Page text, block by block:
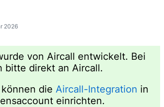
2026
von Aircall entwickelt. Bei
bitte direkt an Aircall.
die Aircall-Integration in
einrichten.